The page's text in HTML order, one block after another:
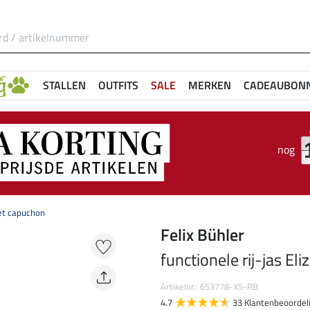
STALLEN OUTFITS SALE MERKEN
nog
capuchon
Felix Bühler
functionele rij-jas
Artikelnr.: 653778-XS-RB
4.7
33